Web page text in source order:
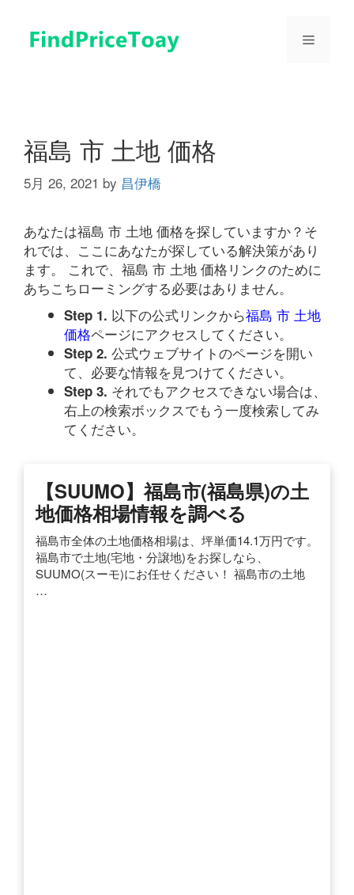
メ
福島 市 土地 価格
5月 26, 2021 by 昌伊橋
あなたは福島 市 土地 価格を探していますか？そ
れでは、ここにあなたが探している解決策があり
ます。 これで、福島 市 土地 価格リンクのために
あちこちローミングする必要はありません。
Step 1. 以下の公式リンクから福島 市 土地
価格ページにアクセスしてください。
Step 2. 公式ウェブサイトのページを開い
て、必要な情報を見つけてください。
Step 3. それでもアクセスできない場合は、
右上の検索ボックスでもう一度検索してみ
てください。
【SUUMO】福島市(福島県)の土
地価格相場情報を調べる
福島市全体の土地価格相場は、坪単価14.1万円です。
福島市で土地(宅地・分譲地)をお探しなら、
SUUMO(スーモ)にお任せください！ 福島市の土地
…